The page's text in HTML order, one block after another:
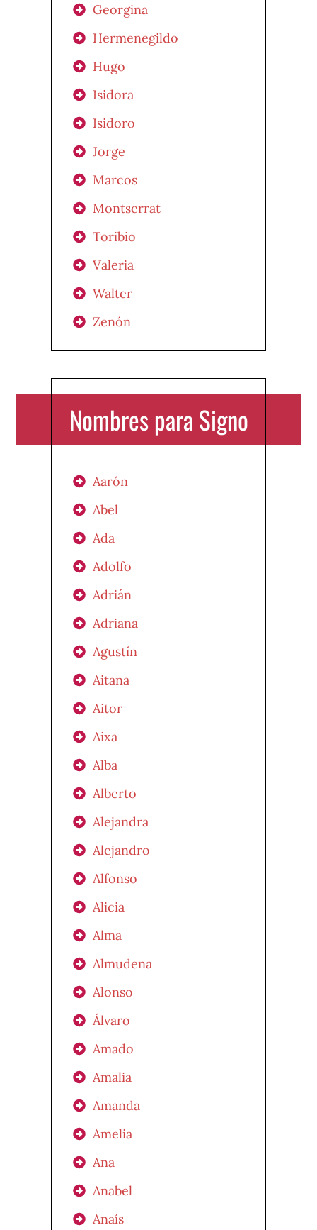
Georgina
Hermenegildo
Hugo
Isidora
Isidoro
Jorge
Marcos
Montserrat
Toribio
Valeria
Walter
Zenón
Nombres para Signo
Aarón
Abel
Ada
Adolfo
Adrián
Adriana
Agustín
Aitana
Aitor
Aixa
Alba
Alberto
Alejandra
Alejandro
Alfonso
Alicia
Alma
Almudena
Alonso
Álvaro
Amado
Amalia
Amanda
Amelia
Ana
Anabel
Anaís